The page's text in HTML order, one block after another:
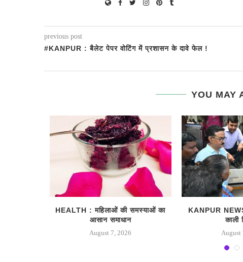
previous post
#KANPUR : बैलेट पेपर वोटिंग में प्रशासन के दावे फेल !
YOU MAY
HEALTH : महिलाओं की समस्‍याओं का
आसान समाधान
August 7, 2026
KANPUR
काली
August